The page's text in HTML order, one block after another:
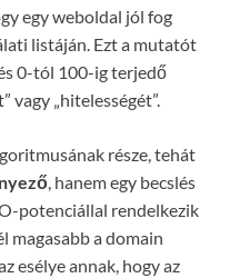
egy weboldal jól fog
listáján. Ezt a mutatót
0-tól 100-ig terjedő
vagy „hitelességét”.
része, tehát
, hanem egy becslés
potenciállal rendelkezik
magasabb a domain
esélye annak, hogy az